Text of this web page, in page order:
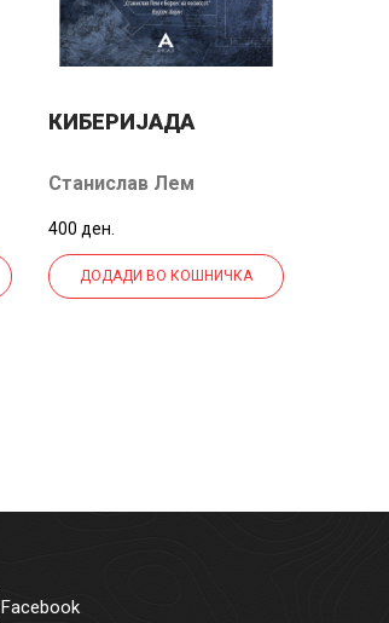
КИБЕРИЈАДА
Станислав Лем
400 ден.
ДОДАДИ ВО КОШНИЧКА
Facebook